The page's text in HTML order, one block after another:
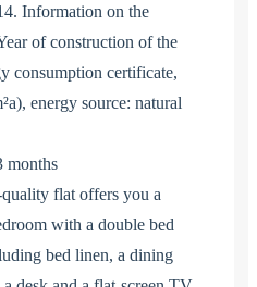
Information on the
of construction of the
consumption certificate,
energy source: natural
months
flat offers you a
with a double bed
bed linen, a dining